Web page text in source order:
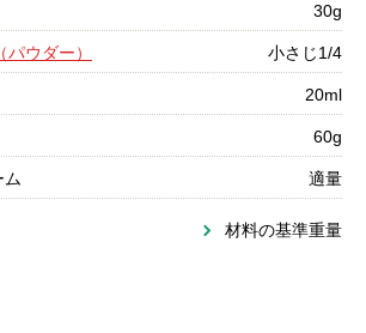
30g
ウダー） 小さじ1/4
20ml
60g
ム 適量
材料の基準重量